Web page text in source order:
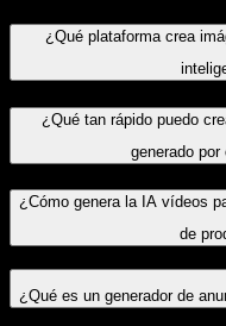
¿Qué plataforma crea
¿Qué tan rápido puedo
generado
¿Cómo genera la IA vídeos
de
¿Qué es un generador de